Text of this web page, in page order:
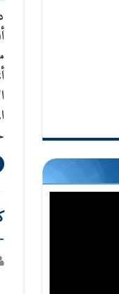
-22-